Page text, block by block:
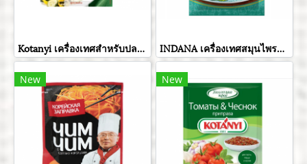
Kotanyi เครื่องเทศสำหรับปลา ขนาด 26 กรัม INDANA เครื่องเทศสมุนไพรกรีกสลัด ขนาด 15 กรัม
New New